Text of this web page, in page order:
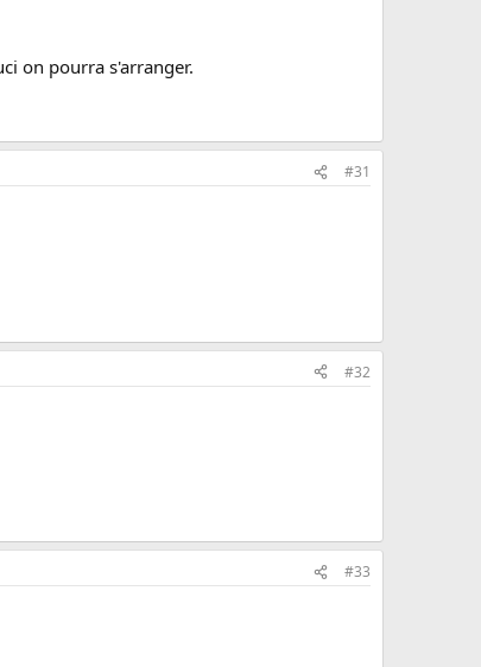
on pourra s'arranger.
#31
#32
#33